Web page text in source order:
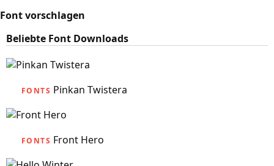
Font vorschlagen
Beliebte Font Downloads
FONTS Pinkan Twistera
FONTS Front Hero